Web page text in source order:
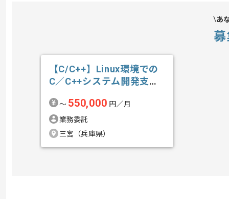
あ
【C/C++】Linux環境での
C／C++システム開発支援
〜 550,000 円／月
業務委託
三宮（兵庫県）